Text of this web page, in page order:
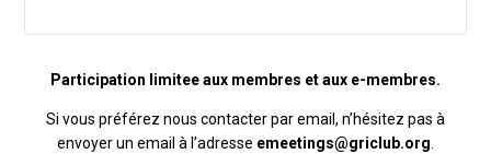
Participation limitee aux membres et aux e-membres.
Si vous préférez nous contacter par email, n’hésitez pas à
envoyer un email à l’adresse emeetings@griclub.org